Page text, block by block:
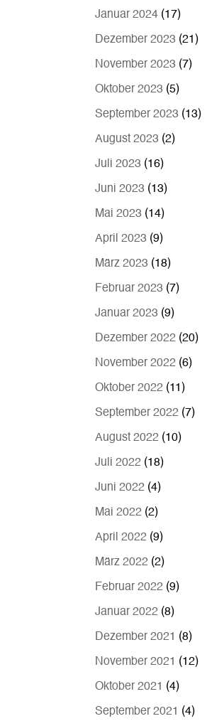
Januar 2024 (17)
Dezember 2023 (21)
November 2023 (7)
Oktober 2023 (5)
September 2023 (13)
August 2023 (2)
Juli 2023 (16)
Juni 2023 (13)
Mai 2023 (14)
April 2023 (9)
März 2023 (18)
Februar 2023 (7)
Januar 2023 (9)
Dezember 2022 (20)
November 2022 (6)
Oktober 2022 (11)
September 2022 (7)
August 2022 (10)
Juli 2022 (18)
Juni 2022 (4)
Mai 2022 (2)
April 2022 (9)
März 2022 (2)
Februar 2022 (9)
Januar 2022 (8)
Dezember 2021 (8)
November 2021 (12)
Oktober 2021 (4)
September 2021 (4)